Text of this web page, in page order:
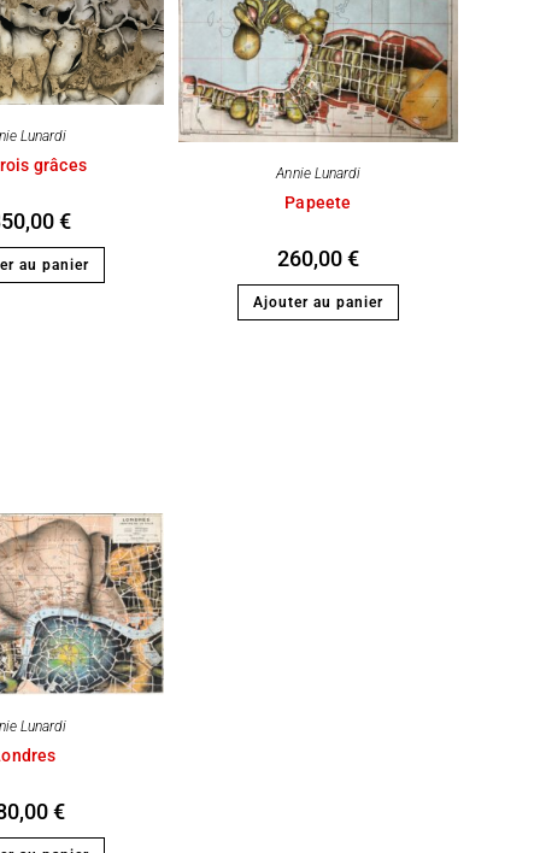
Lunardi
grâces
€
au panier
Annie Lunardi
Papeete
260,00€
Ajouter au panier
Lunardi
€